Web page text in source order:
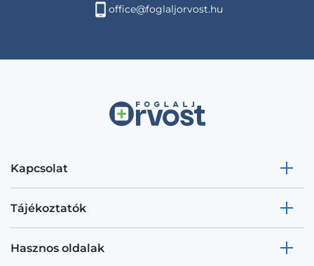
office@foglaljorvost.hu
Kapcsolat
Tájékoztatók
Hasznos oldalak